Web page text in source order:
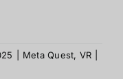
Meta Quest, VR